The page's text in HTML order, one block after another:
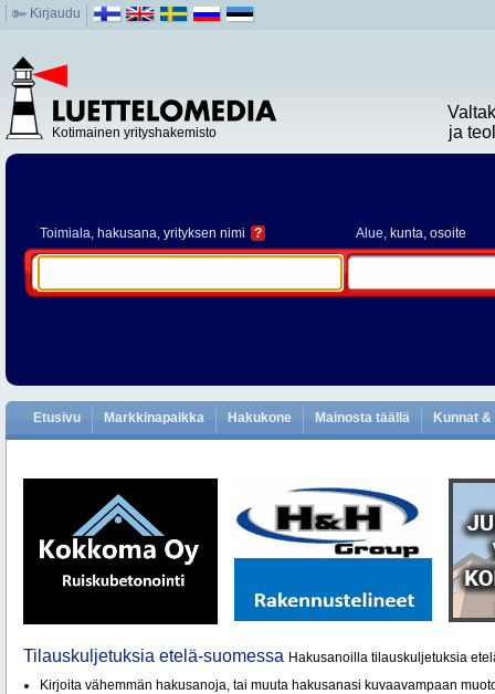
Kirjaudu
Kotimainen yrityshakemisto
ja
Toimiala, hakusana, yrityksen nimi ? Alue, kunta, osoite
Etusivu Markkinapaikka Hakukone Mainosta täällä Kunnat
Tilauskuljetuksia etelä-suomessa Hakusanoilla tilauskuljetuksia
Kirjoita vähemmän hakusanoja, tai muuta hakusanasi kuvaavampaan